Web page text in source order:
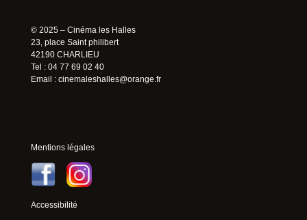
© 2025 – Cinéma les Halles
23, place Saint philibert
42190 CHARLIEU
Tel : 04 77 69 02 40
Email : cinemaleshalles@orange.fr
Mentions légales
Accessibilité